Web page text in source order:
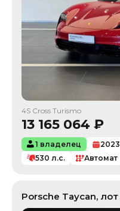
4S Cross Turismo
13 165 064 ₽
1 владелец 2023
530 л.с. Автомат
Porsche Taycan, лот